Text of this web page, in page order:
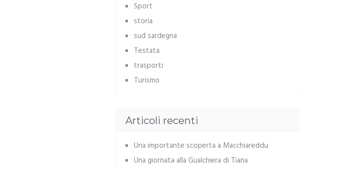
Sport
storia
sud sardegna
Testata
trasporti
Turismo
Articoli recenti
Una importante scoperta a Macchiareddu
Una giornata alla Gualchiera di Tiana